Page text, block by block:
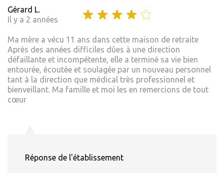
Gérard L.
Il y a 2 années
Ma mère a vécu 11 ans dans cette maison de retraite
Après des années difficiles dûes à une direction
défaillante et incompétente, elle a terminé sa vie bien
entourée, écoutée et soulagée par un nouveau personnel
tant à la direction que médical très professionnel et
bienveillant. Ma famille et moi les en remercions de tout
cœur
Réponse de l'établissement